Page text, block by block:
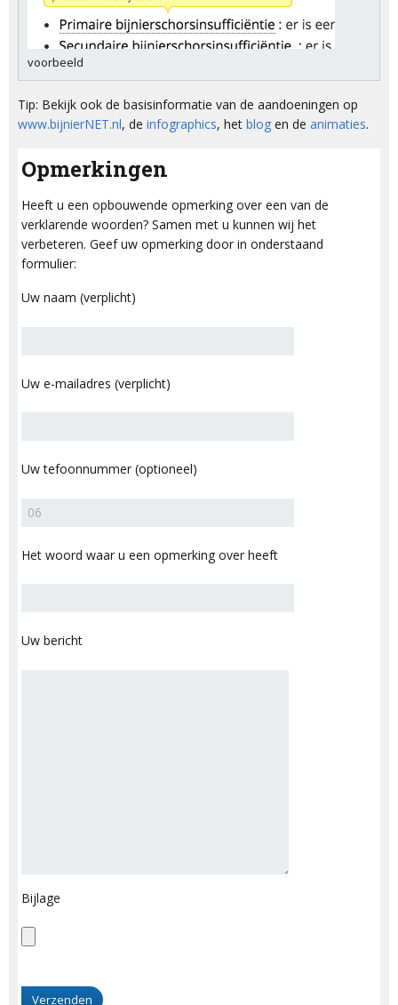
voorbeeld
Tip: Bekijk ook de basisinformatie van de aandoeningen op
www.bijnierNET.nl, de infographics, het blog en de animaties.
Opmerkingen
Heeft u een opbouwende opmerking over een van de
verklarende woorden? Samen met u kunnen wij het
verbeteren. Geef uw opmerking door in onderstaand
formulier:
Uw naam (verplicht)
Uw e-mailadres (verplicht)
Uw tefoonnummer (optioneel)
Het woord waar u een opmerking over heeft
Uw bericht
Bijlage